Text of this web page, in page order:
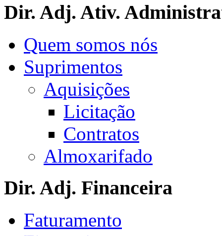
Dir. Adj. Ativ.
Quem somos nós
Suprimentos
Aquisições
Licitação
Contratos
Almoxarifado
Dir. Adj. Financeira
Faturamento